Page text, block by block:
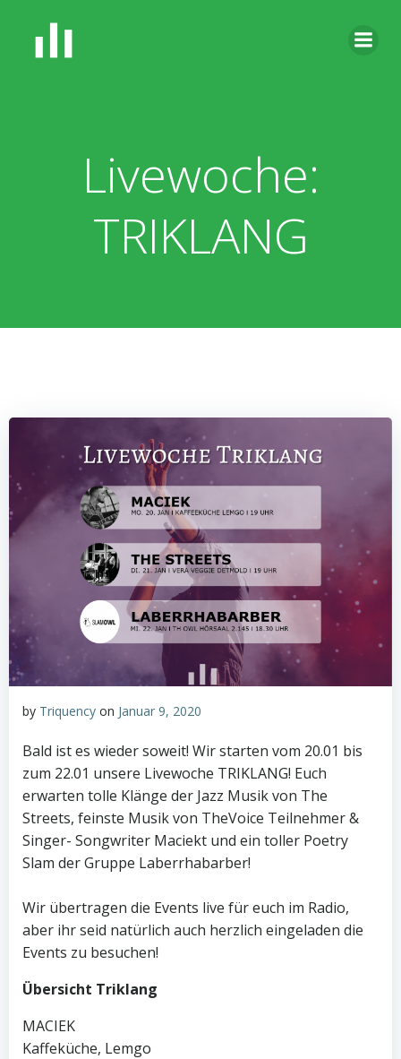
Livewoche:
TRIKLANG
by Triquency on Januar 9, 2020
Bald ist es wieder soweit! Wir starten vom 20.01 bis
zum 22.01 unsere Livewoche TRIKLANG! Euch
erwarten tolle Klänge der Jazz Musik von The
Streets, feinste Musik von TheVoice Teilnehmer &
Singer- Songwriter Maciekt und ein toller Poetry
Slam der Gruppe Laberrhabarber!
Wir übertragen die Events live für euch im Radio,
aber ihr seid natürlich auch herzlich eingeladen die
Events zu besuchen!
Übersicht Triklang
MACIEK
Kaffeküche, Lemgo